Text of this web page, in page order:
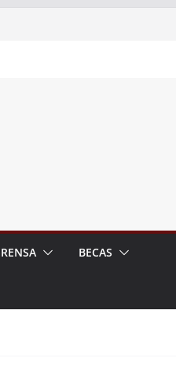
BECAS